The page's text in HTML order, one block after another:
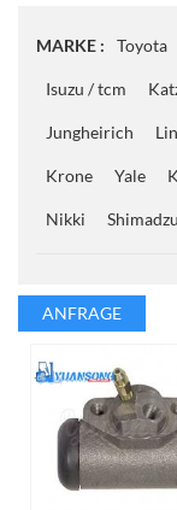
MARKE : Toyota
Isuzu / tcm
Jungheirich
Krone Yale
Nikki
ANFRAGE